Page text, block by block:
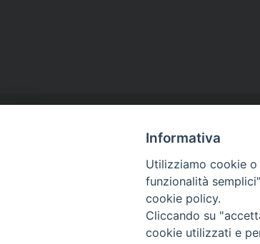
Piazza Giovene 4 – 70056 Molfetta (BA)
Informativa
Utilizziamo cookie
funzionalità
cookie policy.
Cliccando su
cookie utilizzati e